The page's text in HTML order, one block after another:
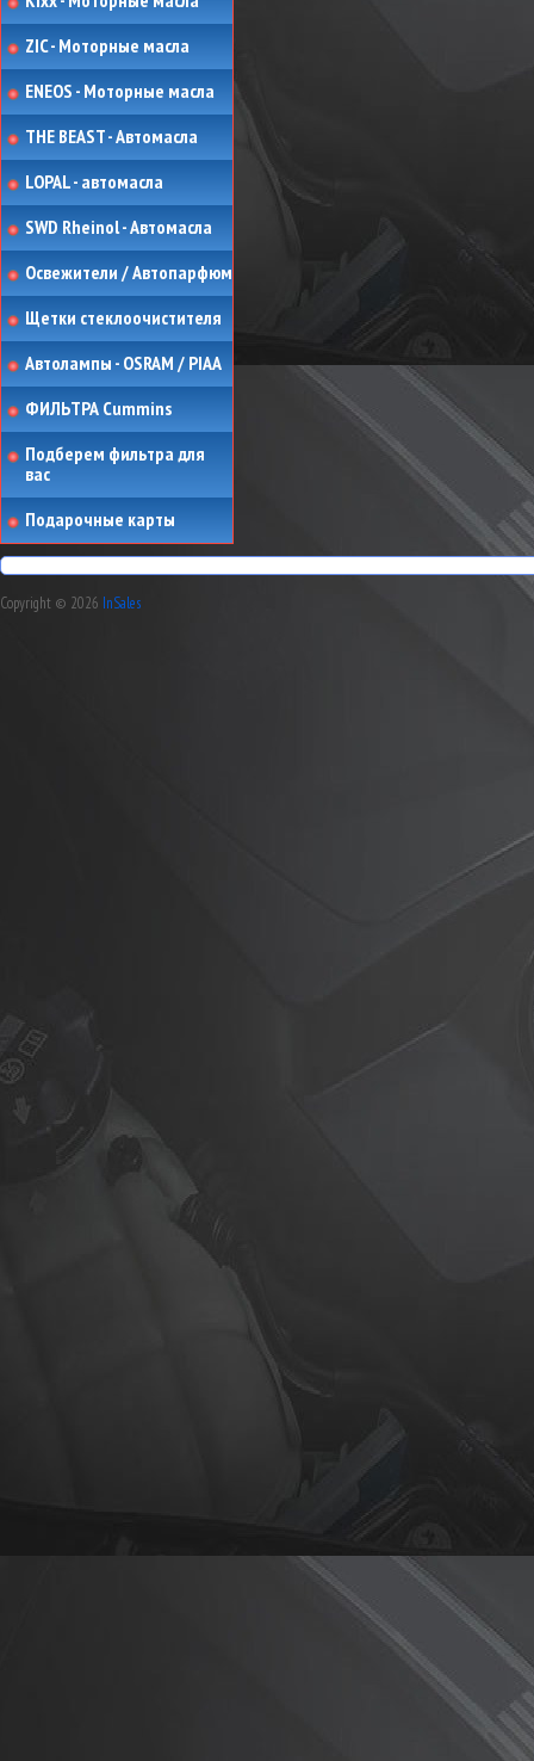
ZIC - Моторные масла
ENEOS - Моторные масла
THE BEAST - Автомасла
LOPAL - автомасла
SWD Rheinol - Автомасла
Освежители / Автопарфюм
Щетки стеклоочистителя
Автолампы - OSRAM / PIAA
ФИЛЬТРА Cummins
Подберем фильтра для
вас
Подарочные карты
Copyright © 2026 InSales